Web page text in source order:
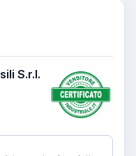
S.r.l.